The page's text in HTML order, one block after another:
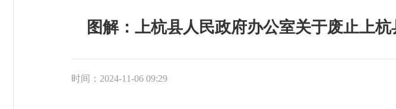
图解：上杭县人民政府办公室关于废止上
时间：2024-11-06 09:29